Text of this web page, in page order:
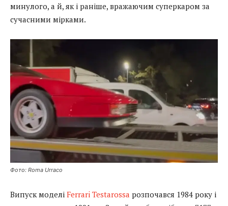
минулого, а й, як і раніше, вражаючим суперкаром за
сучасними мірками.
Фото: Roma Urraco
Випуск моделі Ferrari Testarossa розпочався 1984 року і